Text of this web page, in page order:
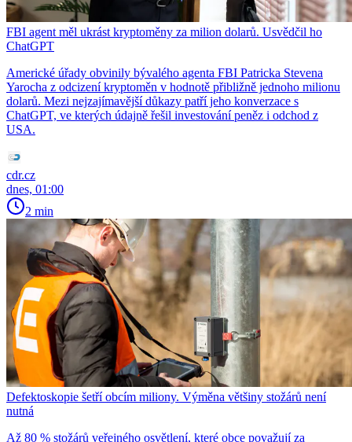
FBI agent měl ukrást kryptoměny za milion dolarů. Usvědčil ho
ChatGPT
Americké úřady obvinily bývalého agenta FBI Patricka Stevena
Yarocha z odcizení kryptoměn v hodnotě přibližně jednoho milionu
dolarů. Mezi nejzajímavější důkazy patří jeho konverzace s
ChatGPT, ve kterých údajně řešil investování peněz i odchod z
USA.
cdr.cz
dnes, 01:00
2 min
Defektoskopie šetří obcím miliony. Výměna většiny stožárů není
nutná
Až 80 % stožárů veřejného osvětlení, které obce považují za